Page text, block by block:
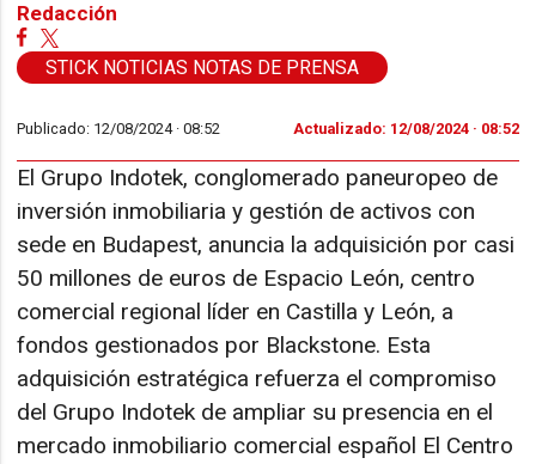
Redacción
STICK NOTICIAS NOTAS DE PRENSA
Publicado: 12/08/2024 ·08:52 Actualizado: 12/08/2024 · 08:52
El Grupo Indotek, conglomerado paneuropeo de
inversión inmobiliaria y gestión de activos con
sede en Budapest, anuncia la adquisición por casi
50 millones de euros de Espacio León, centro
comercial regional líder en Castilla y León, a
fondos gestionados por Blackstone. Esta
adquisición estratégica refuerza el compromiso
del Grupo Indotek de ampliar su presencia en el
mercado inmobiliario comercial español El Centro